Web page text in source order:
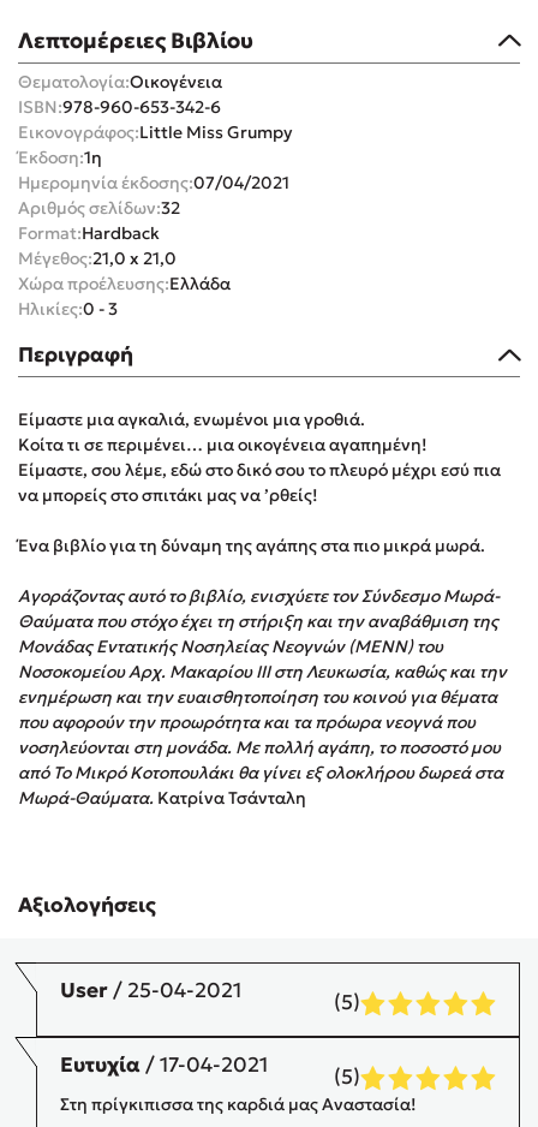
Πάνω, κάτω, μπροστά, πίσω
Mel Robbins
Η μέθοδος Αφήστε τους
Δημοφιλείς Συγγραφείς
Φυστίκι ΠουΚυλάει
Παύλος Καστανάς
Στέφανος Ξενάκης
Sebastian Fitzek
Freida McFadden
Κατρίνα Τσάνταλη
Lucinda Riley
Mimi Matthews
Benzamin Bécue
Τζένη Κουτσοδημητροπούλου
Ali Hazelwood
Pierdomenico Baccalario
Δανάη Ιμπραχήμ
Λεπτομέρειες Βιβλίου
Θεματολογία:Οικογένεια
ISBN:978-960-653-342-6
Εικονογράφος:Little Miss Grumpy
Έκδοση:1η
Ημερομηνία έκδοσης:07/04/2021
Αριθμός σελίδων:32
Format:Hardback
Μέγεθος:21,0 x 21,0
Χώρα προέλευσης:Ελλάδα
Ηλικίες:0 - 3
Περιγραφή
Είμαστε μια αγκαλιά, ενωμένοι μια γροθιά.
Κοίτα τι σε περιμένει… μια οικογένεια αγαπημένη!
Είμαστε, σου λέμε, εδώ στο δικό σου το πλευρό μέχρι εσύ πια
να μπορείς στο σπιτάκι μας να ’ρθείς!
Ένα βιβλίο για τη δύναμη της αγάπης στα πιο μικρά μωρά.
Αγοράζοντας αυτό το βιβλίο, ενισχύετε τον Σύνδεσμο Μωρά-
Θαύματα που στόχο έχει τη στήριξη και την αναβάθμιση της
Μονάδας Εντατικής Νοσηλείας Νεογνών (ΜΕΝΝ) του
Νοσοκομείου Αρχ. Μακαρίου ΙΙΙ στη Λευκωσία, καθώς και την
ενημέρωση και την ευαισθητοποίηση του κοινού για θέματα
που αφορούν την προωρότητα και τα πρόωρα νεογνά που
νοσηλεύονται στη μονάδα. Με πολλή αγάπη, το ποσοστό μου
από Το Μικρό Κοτοπουλάκι θα γίνει εξ ολοκλήρου δωρεά στα
Μωρά-Θαύματα. Κατρίνα Τσάνταλη
Αξιολογήσεις
User/ 25-04-2021 (5)
Ευτυχία/ 17-04-2021 (5)
Στη πρίγκιπισσα της καρδιά μας Αναστασία!